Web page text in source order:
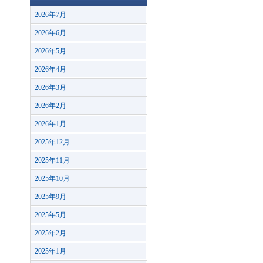
2026年7月
2026年6月
2026年5月
2026年4月
2026年3月
2026年2月
2026年1月
2025年12月
2025年11月
2025年10月
2025年9月
2025年5月
2025年2月
2025年1月